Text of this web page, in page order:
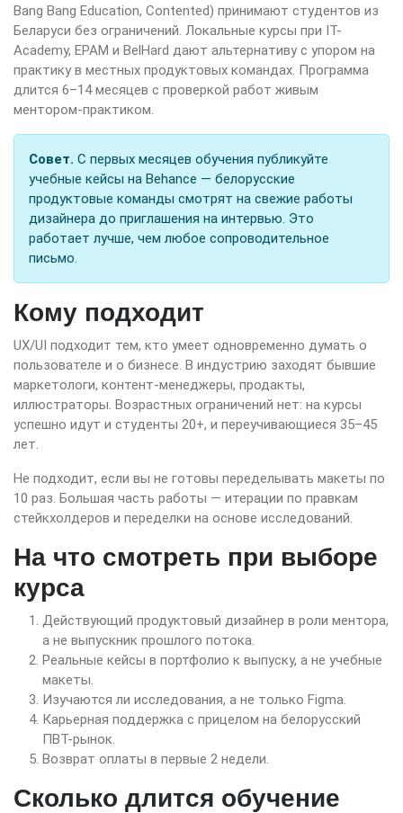
Bang Bang Education, Contented) принимают студентов из
Беларуси без ограничений. Локальные курсы при IT-
Academy, EPAM и BelHard дают альтернативу с упором на
практику в местных продуктовых командах. Программа
длится 6–14 месяцев с проверкой работ живым
ментором-практиком.
Совет. С первых месяцев обучения публикуйте
учебные кейсы на Behance — белорусские
продуктовые команды смотрят на свежие работы
дизайнера до приглашения на интервью. Это
работает лучше, чем любое сопроводительное
письмо.
Кому подходит
UX/UI подходит тем, кто умеет одновременно думать о
пользователе и о бизнесе. В индустрию заходят бывшие
маркетологи, контент-менеджеры, продакты,
иллюстраторы. Возрастных ограничений нет: на курсы
успешно идут и студенты 20+, и переучивающиеся 35–45
лет.
Не подходит, если вы не готовы переделывать макеты по
10 раз. Большая часть работы — итерации по правкам
стейкхолдеров и переделки на основе исследований.
На что смотреть при выборе
курса
Действующий продуктовый дизайнер в роли ментора,
а не выпускник прошлого потока.
Реальные кейсы в портфолио к выпуску, а не учебные
макеты.
Изучаются ли исследования, а не только Figma.
Карьерная поддержка с прицелом на белорусский
ПВТ-рынок.
Возврат оплаты в первые 2 недели.
Сколько длится обучение